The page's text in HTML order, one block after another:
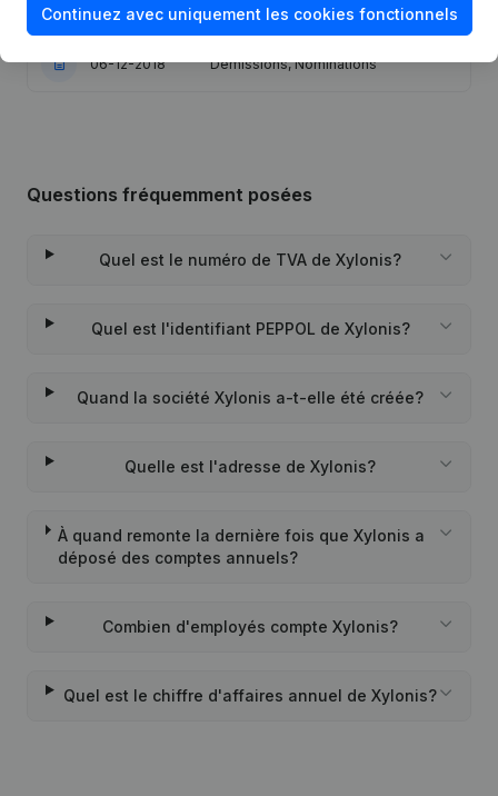
13-01-2020 Demissions, Nominations
06-12-2018 Demissions, Nominations
Questions fréquemment posées
Quel est le numéro de TVA de Xylonis?
Quel est l'identifiant PEPPOL de Xylonis?
Quand la société Xylonis a-t-elle été créée?
Quelle est l'adresse de Xylonis?
À quand remonte la dernière fois que Xylonis a
déposé des comptes annuels?
Combien d'employés compte Xylonis?
Quel est le chiffre d'affaires annuel de Xylonis?
Continuez avec uniquement les cookies fonctionnels